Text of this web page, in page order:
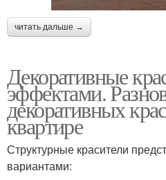
читать дальше →
Декоративные
эффектами.
декоративных
квартире
Структурные красители
вариантами: